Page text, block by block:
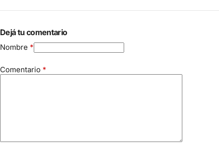
Dejá tu comentario
Nombre *
Comentario *